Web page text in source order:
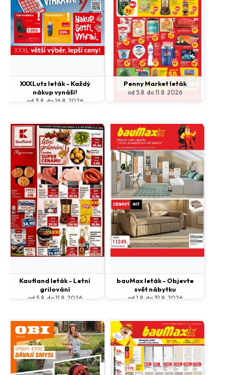
XXXLutz leták - Každý
nákup vynáší!
od 3.8. do 16.8. 2026
Penny Market leták
od 5.8. do 11.8. 2026
Kaufland leták - Letní
grilování
od 5.8. do 11.8. 2026
bauMax leták - Objevte
svět nábytku
od 1.8. do 31.8. 2026